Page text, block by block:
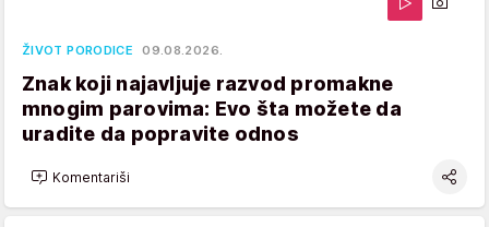
ŽIVOT PORODICE 09.08.2026.
Znak koji najavljuje razvod promakne
mnogim parovima: Evo šta možete da
uradite da popravite odnos
Komentariši